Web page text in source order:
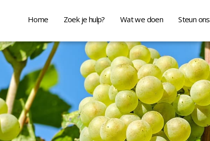
Home Zoek je hulp? Wat we doen Steun ons